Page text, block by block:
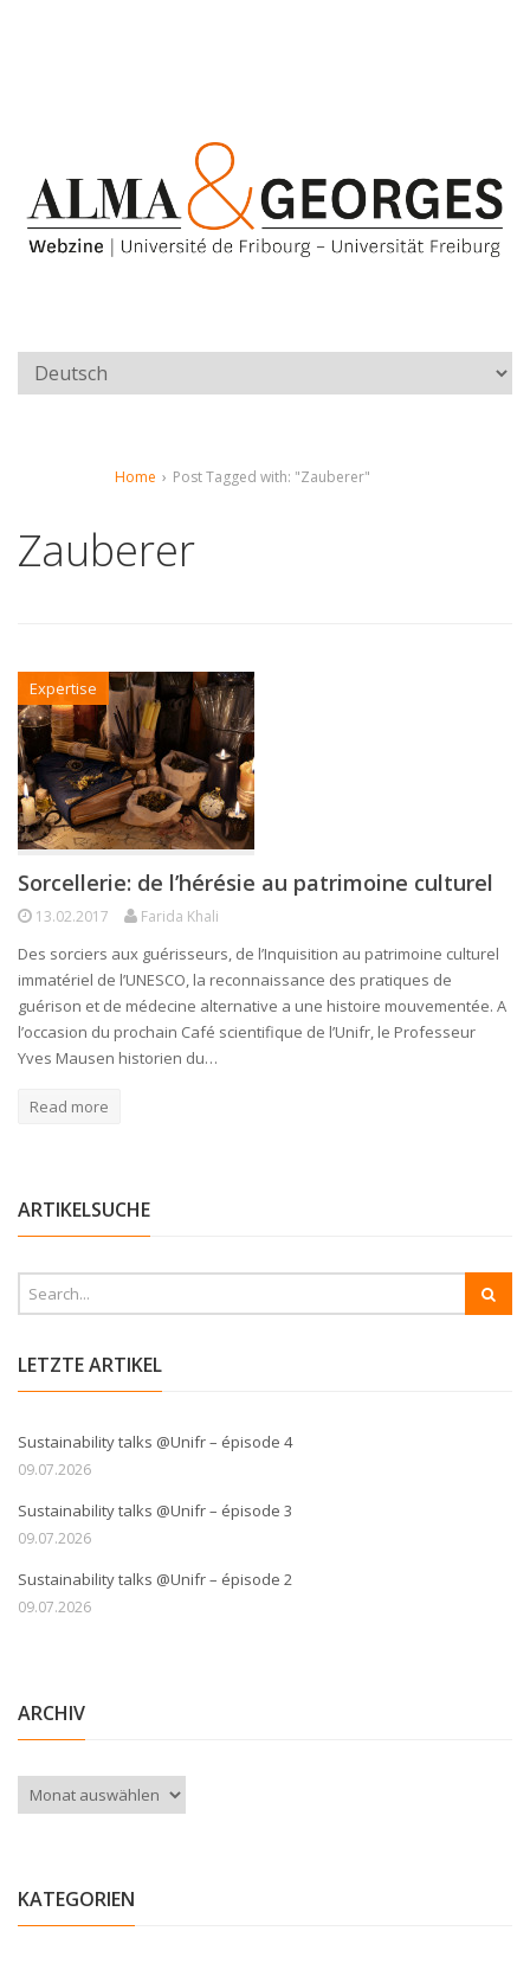
Home › Post Tagged with: "Zauberer"
Zauberer
Expertise
Sorcellerie: de l’hérésie au patrimoine culturel
13.02.2017 Farida Khali
Des sorciers aux guérisseurs, de l’Inquisition au patrimoine culturel
immatériel de l’UNESCO, la reconnaissance des pratiques de
guérison et de médecine alternative a une histoire mouvementée. A
l’occasion du prochain Café scientifique de l’Unifr, le Professeur
Yves Mausen historien du…
Read more
ARTIKELSUCHE
LETZTE ARTIKEL
Sustainability talks @Unifr – épisode 4
09.07.2026
Sustainability talks @Unifr – épisode 3
09.07.2026
Sustainability talks @Unifr – épisode 2
09.07.2026
ARCHIV
Archiv
KATEGORIEN